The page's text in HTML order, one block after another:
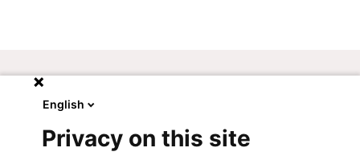
Notre service donateurs est à votre
disposition pour répondre à toutes vos
English
Privacy on this site